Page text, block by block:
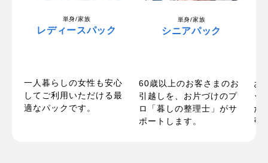
単身/家族
レディースパック
一人暮らしの女性も安心
してご利用いただける最
適なパックです。
単身/家族
シニアパック
60歳以上のお客さまのお
引越しを、お片づけのプ
ロ「暮しの整理士」がサ
ポートします。
お
ッ
た
引